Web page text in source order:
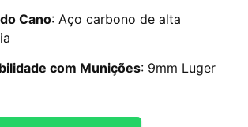
Cano: Aço carbono de alta
com Munições: 9mm Luger